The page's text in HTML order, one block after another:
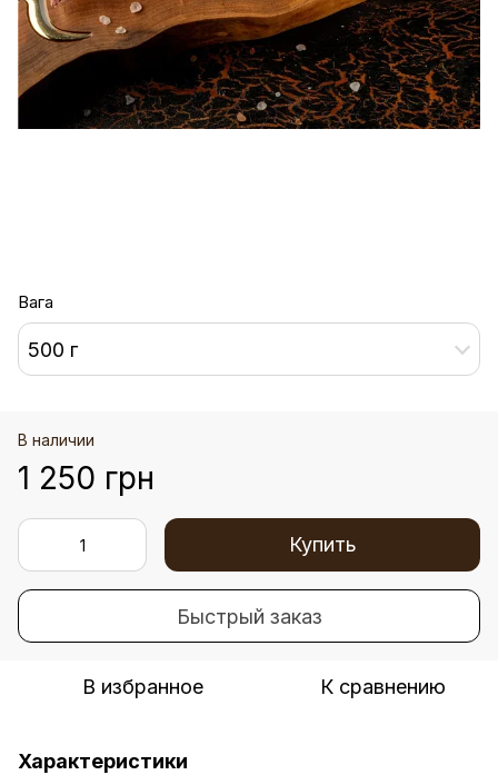
Вага
500 г
В наличии
1 250 грн
Купить
Быстрый заказ
В избранное К сравнению
Характеристики